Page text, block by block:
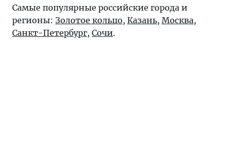
Самые популярные российские города и
регионы: Золотое кольцо, Казань, Москва,
Санкт-Петербург, Сочи.